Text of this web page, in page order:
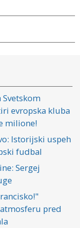
evropska kluba
milione!
Istorijski uspeh
fudbal
Sergej
pred